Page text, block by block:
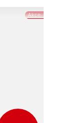
Akce